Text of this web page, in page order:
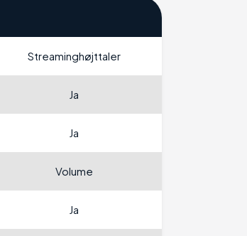
Streaminghøjttaler
Ja
Ja
Volume
Ja